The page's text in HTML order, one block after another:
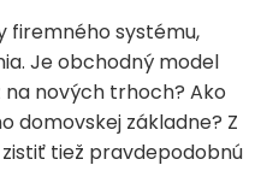
firemného systému,
Je obchodný model
nových trhoch? Ako
domovskej základne? Z
tiež pravdepodobnú